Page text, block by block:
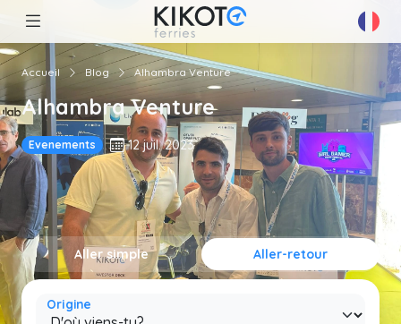
Accueil Blog Alhambra Venture
Alhambra Venture
Evenements 12 juil. 2023
Aller simple Aller-retour
Origine